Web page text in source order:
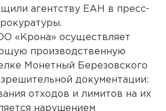
агентству ЕАН в пресс-
«Крона» осуществляет
производственную
Монетный Березовского
документации:
отходов и лимитов на их
нарушением